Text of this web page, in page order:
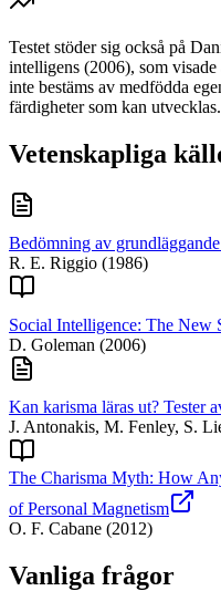
Testet stöder sig också på
intelligens (2006), som
inte bestäms av medfödda
färdigheter som kan utvecklas.
Vetenskapliga
Bedömning av
R. E. Riggio (1986)
Social Intelligence: The New
D. Goleman (2006)
Kan karisma läras ut? Tester
J. Antonakis, M. Fenley, S.
The Charisma Myth: How
of Personal Magnetism
O. F. Cabane (2012)
Vanliga frågor